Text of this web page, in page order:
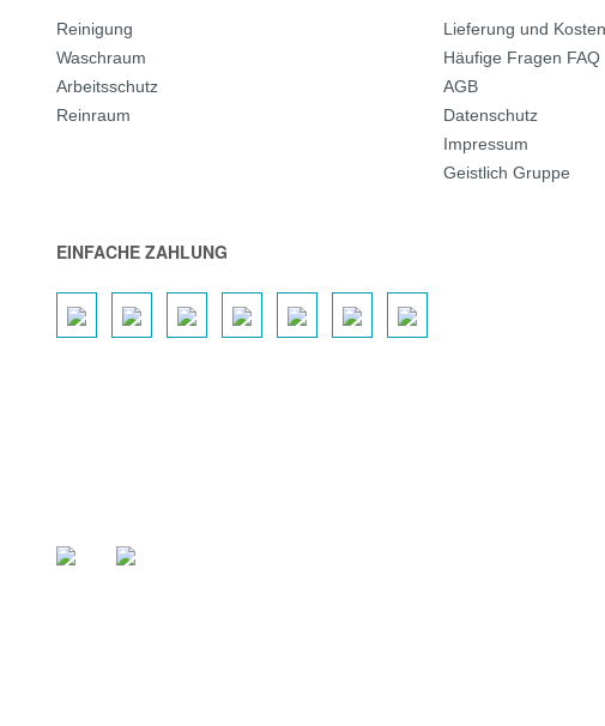
Reinigung
Waschraum
Arbeitsschutz
Reinraum
Lieferung und Kosten
Häufige Fragen FAQ
AGB
Datenschutz
Impressum
Geistlich Gruppe
EINFACHE ZAHLUNG